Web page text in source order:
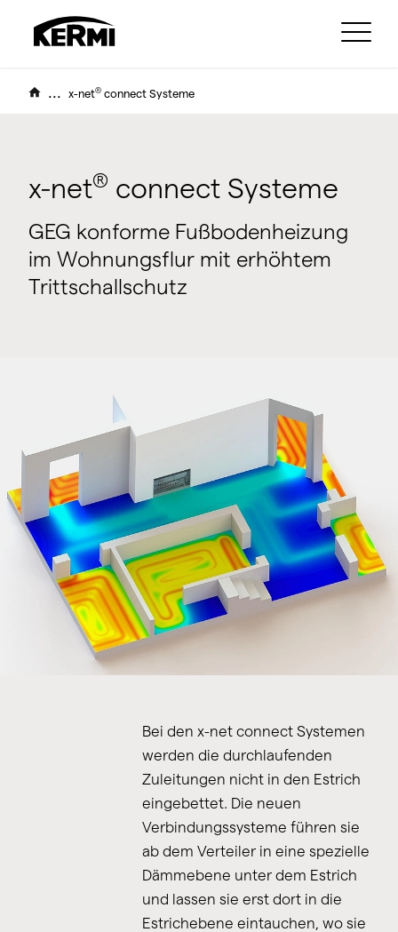
... x-net® connect Systeme
x-net® connect Systeme
GEG konforme Fußbodenheizung
im Wohnungsflur mit erhöhtem
Trittschallschutz
Bei den x-net connect Systemen
werden die durchlaufenden
Zuleitungen nicht in den Estrich
eingebettet. Die neuen
Verbindungssysteme führen sie
ab dem Verteiler in eine spezielle
Dämmebene unter dem Estrich
und lassen sie erst dort in die
Estrichebene eintauchen, wo sie